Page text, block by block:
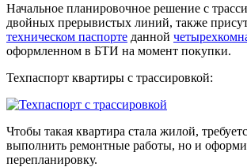
Начальное планировочное решение с
двойных прерывистых линий, также
техническом паспорте данной
оформленном в БТИ на момент покупки.
Техпаспорт квартиры с трассировкой:
Чтобы такая квартира стала жилой,
выполнить ремонтные работы, но и
перепланировку.